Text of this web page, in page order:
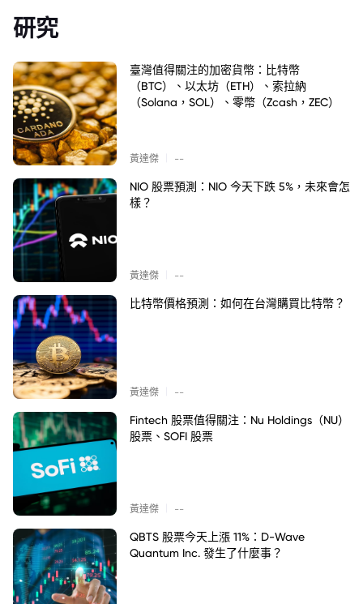
研究
臺灣值得關注的加密貨幣：比特幣
（BTC）、以太坊（ETH）、索拉納
（Solana，SOL）、零幣（Zcash，ZEC）
黃達傑 --
NIO 股票預測：NIO 今天下跌 5%，未來會怎
樣？
黃達傑 --
比特幣價格預測：如何在台灣購買比特幣？
黃達傑 --
Fintech 股票值得關注：Nu Holdings（NU）
股票、SOFI 股票
黃達傑 --
QBTS 股票今天上漲 11%：D-Wave
Quantum Inc. 發生了什麼事？